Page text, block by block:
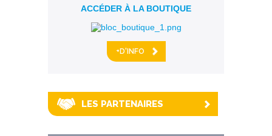
ACCÉDER À LA BOUTIQUE
+D'INFO
LES PARTENAIRES